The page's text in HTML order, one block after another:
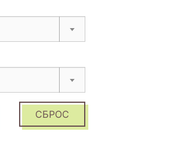
СБРОС